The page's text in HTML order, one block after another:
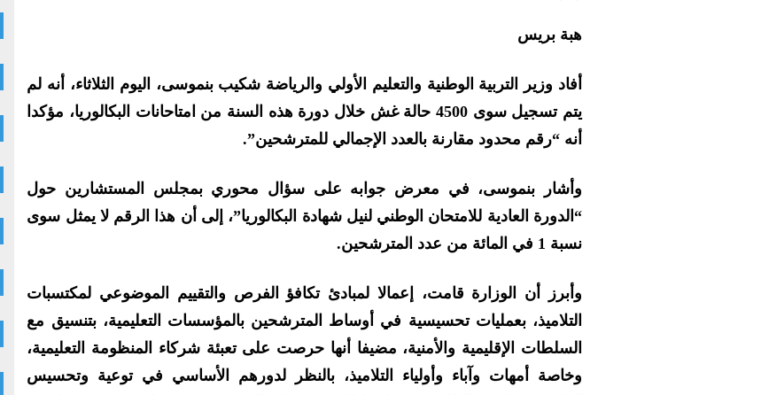
هبة بريس
أفاد وزير التربية الوطنية والتعليم الأولي والرياضة شكيب بنموسى، اليوم الثلاثاء، أنه لم
يتم تسجيل سوى 4500 حالة غش خلال دورة هذه السنة من امتاحانات البكالوريا، مؤكدا
أنه “رقم محدود مقارنة بالعدد الإجمالي للمترشحين”.
وأشار بنموسى، في معرض جوابه على سؤال محوري بمجلس المستشارين حول
“الدورة العادية للامتحان الوطني لنيل شهادة البكالوريا”، إلى أن هذا الرقم لا يمثل سوى
نسبة 1 في المائة من عدد المترشحين.
وأبرز أن الوزارة قامت، إعمالا لمبادئ تكافؤ الفرص والتقييم الموضوعي لمكتسبات
التلاميذ، بعمليات تحسيسية في أوساط المترشحين بالمؤسسات التعليمية، بتنسيق مع
السلطات الإقليمية والأمنية، مضيفا أنها حرصت على تعبئة شركاء المنظومة التعليمية،
وخاصة أمهات وآباء وأولياء التلاميذ، بالنظر لدورهم الأساسي في توعية وتحسيس